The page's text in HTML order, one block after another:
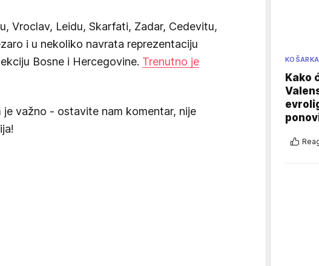
Vroclav, Leidu, Skarfati, Zadar, Cedevitu,
i u nekoliko navrata reprezentaciju
Bosne i Hercegovine. Trenutno je
je važno - ostavite nam komentar, nije
KOŠARKA
Kako